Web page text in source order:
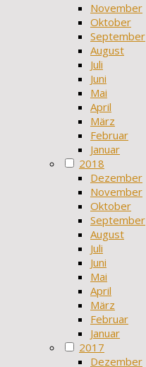
November
Oktober
September
August
Juli
Juni
Mai
April
März
Februar
Januar
2018
Dezember
November
Oktober
September
August
Juli
Juni
Mai
April
März
Februar
Januar
2017
Dezember